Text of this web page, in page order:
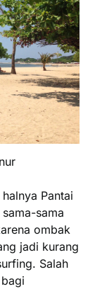
Pantai
sama
ombak
jadi kurang
Salah